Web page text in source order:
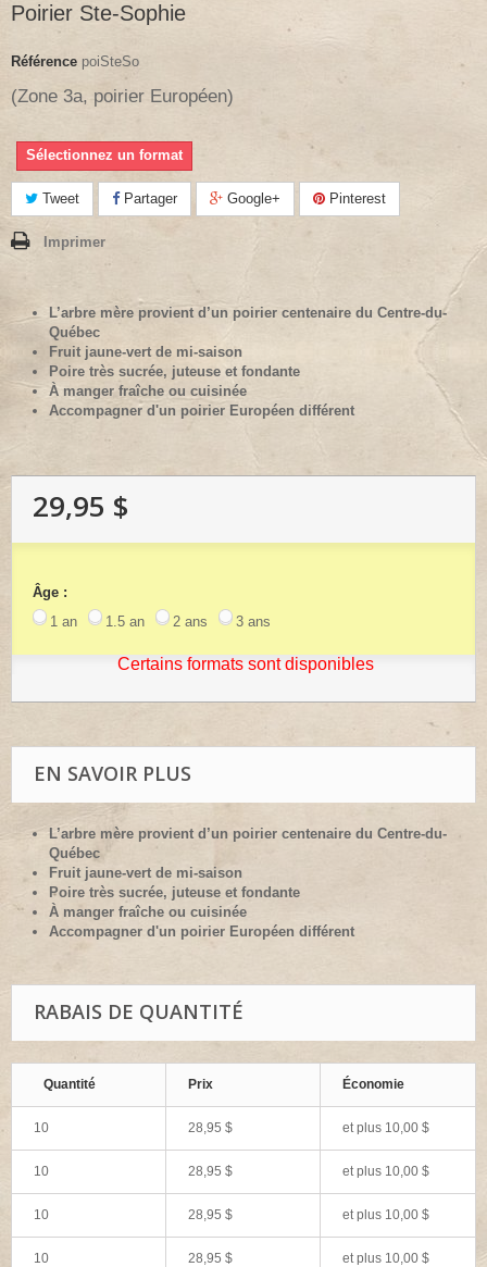
Poirier Ste-Sophie
Référence poiSteSo
(Zone 3a, poirier Européen)
Sélectionnez un format
Tweet Partager Google+ Pinterest
Imprimer
L’arbre mère provient d’un poirier centenaire du Centre-du-
Québec
Fruit jaune-vert de mi-saison
Poire très sucrée, juteuse et fondante
À manger fraîche ou cuisinée
Accompagner d'un poirier Européen différent
29,95 $
Âge :
1 an
1.5 an 2 ans 3 ans
Certains formats sont disponibles
EN SAVOIR PLUS
L’arbre mère provient d’un poirier centenaire du Centre-du-
Québec
Fruit jaune-vert de mi-saison
Poire très sucrée, juteuse et fondante
À manger fraîche ou cuisinée
Accompagner d'un poirier Européen différent
RABAIS DE QUANTITÉ
Quantité Prix Économie
10 28,95 $ et plus 10,00 $
10 28,95 $ et plus 10,00 $
10 28,95 $ et plus 10,00 $
10 28,95 $ et plus 10,00 $